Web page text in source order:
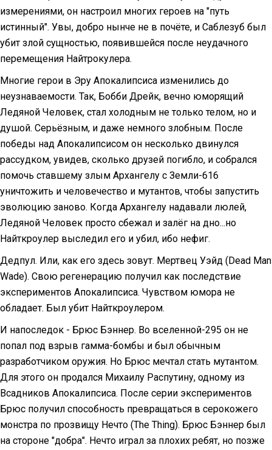
измерениями, он настроил многих героев на "путь
истинный". Увы, добро нынче не в почёте, и Саблезуб был
убит злой сущностью, появившейся после неудачного
перемещения Найтрокулера.
Многие герои в Эру Апокалипсиса изменились до
неузнаваемости. Так, Бобби Дрейк, вечно юморящий
Ледяной Человек, стал холодным не только телом, но и
душой. Серьёзным, и даже немного злобным. После
победы над Апокалипсисом он несколько двинулся
рассудком, увидев, сколько друзей погибло, и собрался
помочь ставшему злым Архангелу с Земли-616
уничтожить и человечество и мутантов, чтобы запустить
эволюцию заново. Когда Архангелу надавали люлей,
Ледяной Человек просто сбежал и залёг на дно...но
Найткроулер выследил его и убил, ибо нефиг.
Дедпул. Или, как его здесь зовут. Мертвец Уэйд (Dead Man
Wade). Свою регенерацию получил как последствие
экспериментов Апокалипсиса. Чувством юмора не
обладает. Был убит Найткроулером.
И напоследок - Брюс Бэннер. Во вселенной-295 он не
попал под взрыв гамма-бомбы и был обычным
разработчиком оружия. Но Брюс мечтал стать мутантом.
Для этого он продался Михаилу Распутину, одному из
Всадников Апокалипсиса. После серии экспериментов
Брюс получил способность превращаться в серокожего
монстра по прозвищу Нечто (The Thing). Брюс Бэннер был
на стороне "добра". Нечто играл за плохих ребят, но позже